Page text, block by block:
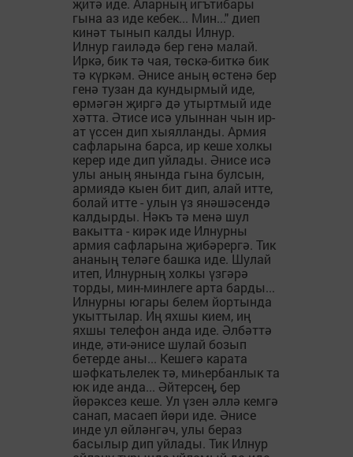
җитә иде. Аларның игътибары
гына аз иде кебек... Мин..." диеп
кинәт тынып калды Илнур.
Илнур гаиләдә бер генә малай.
Иркә, бик тә чая, төскә-биткә бик
тә күркәм. Әнисе аның өстенә бер
генә тузан да кундырмый иде,
өрмәгән җиргә дә утыртмый иде
хәтта. Әтисе исә улыннан чын ир-
ат үссен дип хыялланды. Армия
сафларына барса, ир кеше холкы
керер иде дип уйлады. Әнисе исә
улы аның янында гына булсын,
армиядә кыен бит дип, алай итте,
болай итте - улын үз янәшәсендә
калдырды. Нәкъ тә менә шул
вакытта - кирәк иде Илнурны
армия сафларына җибәрергә. Тик
ананың теләге башка иде. Шулай
итеп, Илнурның холкы үзгәрә
торды, мин-минлеге арта барды...
Илнурны югары белем йортында
укыттылар. Иң яхшы кием, иң
яхшы телефон анда иде. Әлбәттә
инде, әти-әнисе шулай бозып
бетерде аны... Кешегә карата
шәфкатьлелек тә, миһербанлык та
юк иде анда... Әйтерсең, бер
йөрәксез кеше. Ул үзен әллә кемгә
санап, масаеп йөри иде. Әнисе
инде ул өйләнгәч, улы бераз
басылыр дип уйлады. Тик Илнур